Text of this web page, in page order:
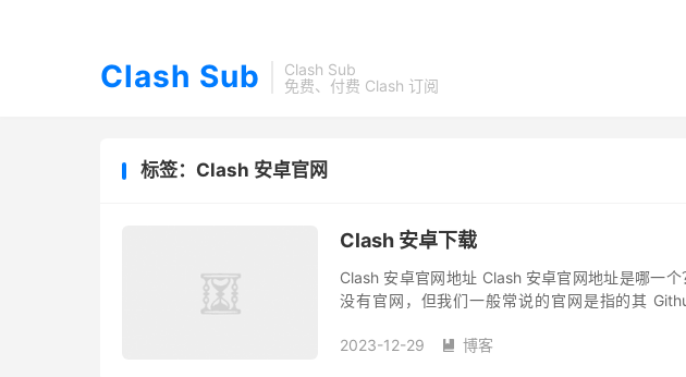
Clash Sub
Clash Sub
免费、付费 Clash 订阅
标签：Clash 安卓官网
Clash 安卓下载
Clash 安卓官网地址 Clash 安卓官网地址是哪一
没有官网，但我们一般常说的官网是指的其
2023-12-29  博客